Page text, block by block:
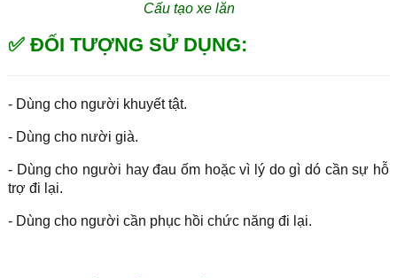
Cấu tạo xe lăn
✅ ĐỐI TƯỢNG SỬ DỤNG:
- Dùng cho người khuyết tật.
- Dùng cho nười già.
- Dùng cho người hay đau ốm hoặc vì lý do gì dó cần sự hỗ
trợ đi lại.
- Dùng cho người cần phục hồi chức năng đi lại.